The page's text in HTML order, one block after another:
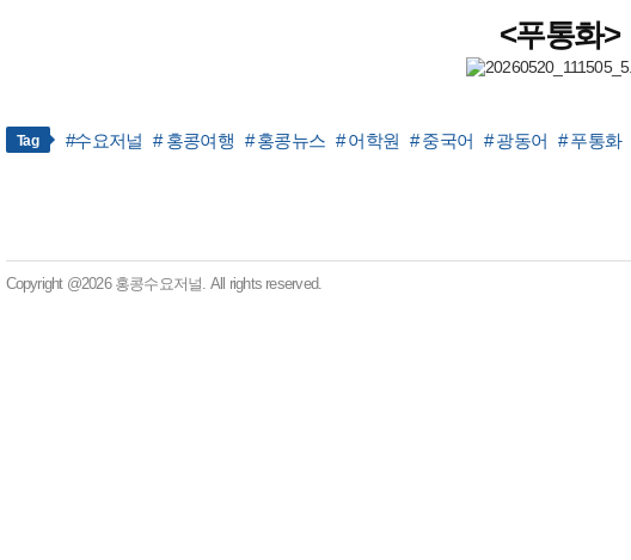
<푸통화>
Tag #수요저널 # 홍콩여행 # 홍콩뉴스 # 어학원 # 중국어 # 광동어 # 푸통화
Copyright @2026 홍콩수요저널. All rights reserved.